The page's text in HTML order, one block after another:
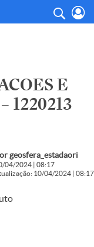
E
1220213
geosfera_estadaori
04/2024 | 08:17
10/04/2024 | 08:17